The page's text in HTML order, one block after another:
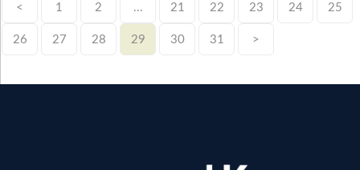
< 1 2 ... 21 22 23 24 25
26 27 28 29 30 31 >